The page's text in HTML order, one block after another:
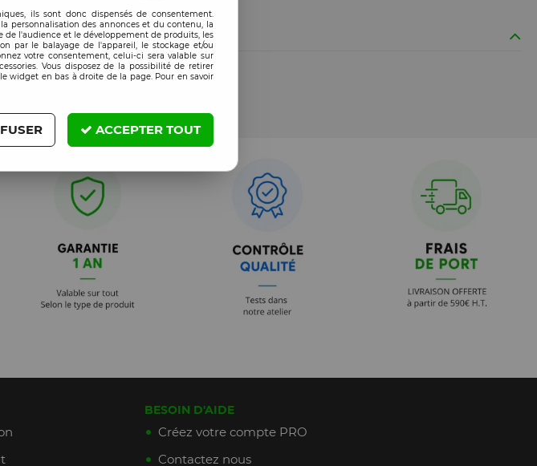
BESOIN D'AIDE
Créez votre compte PRO
Contactez nous
ils sont donc dispensés de consentement.
personnalisation des annonces et du contenu, la
de l'audience et le développement de produits, les
par le balayage de l'appareil, le stockage et/ou
votre consentement, celui-ci sera valable sur
Vous disposez de la possibilité de retirer
en bas à droite de la page. Pour en savoir
ACCEPTER TOUT